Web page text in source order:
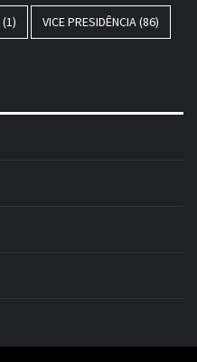
(1) VICE PRESIDÊNCIA(86)